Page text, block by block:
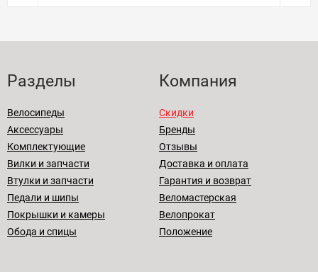
Разделы
Велосипеды
Аксессуары
Комплектующие
Вилки и запчасти
Втулки и запчасти
Педали и шипы
Покрышки и камеры
Обода и спицы
Компания
Скидки
Бренды
Отзывы
Доставка и оплата
Гарантия и возврат
Веломастерская
Велопрокат
Положение